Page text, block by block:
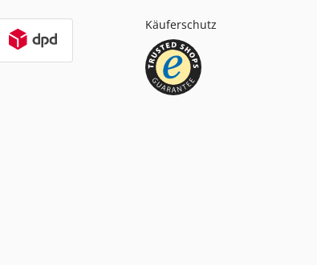
Käuferschutz